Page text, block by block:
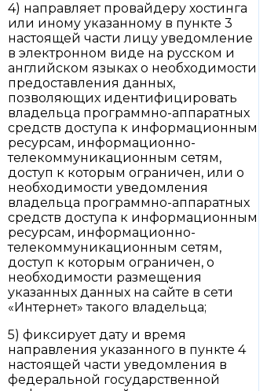
4) направляет провайдеру хостинга
или иному указанному в пункте 3
настоящей части лицу уведомление
в электронном виде на русском и
английском языках о необходимости
предоставления данных,
позволяющих идентифицировать
владельца программно-аппаратных
средств доступа к информационным
ресурсам, информационно-
телекоммуникационным сетям,
доступ к которым ограничен, или о
необходимости уведомления
владельца программно-аппаратных
средств доступа к информационным
ресурсам, информационно-
телекоммуникационным сетям,
доступ к которым ограничен, о
необходимости размещения
указанных данных на сайте в сети
«Интернет» такого владельца;
5) фиксирует дату и время
направления указанного в пункте 4
настоящей части уведомления в
федеральной государственной